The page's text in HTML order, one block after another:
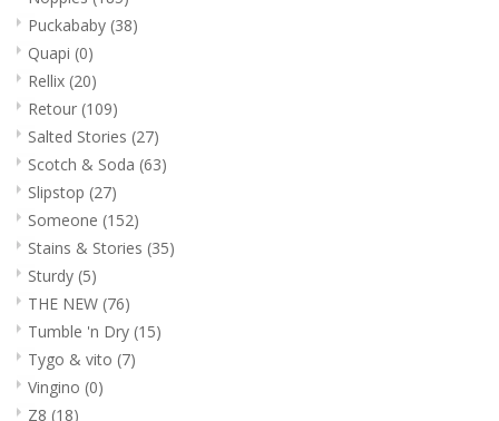
Puckababy (38)
Quapi (0)
Rellix (20)
Retour (109)
Salted Stories (27)
Scotch & Soda (63)
Slipstop (27)
Someone (152)
Stains & Stories (35)
Sturdy (5)
THE NEW (76)
Tumble 'n Dry (15)
Tygo & vito (7)
Vingino (0)
Z8 (18)